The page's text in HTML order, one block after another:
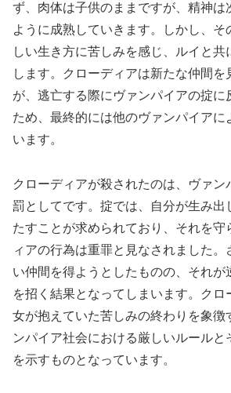
ず、肉体は子供のままですが、精神は
ように成熟していきます。しかし、そ
しい生き方に苦しみを感じ、ルイと
します。クローディアは新たな仲間を
が、逃亡する際にヴァンパイアの掟に
ため、最終的には他のヴァンパイアに
います。
クローディアが殺されたのは、ヴァン
罰としてです。掟では、自分が生み出
たすことが求められており、それを守
ィアの行為は重罪と見なされました。
い仲間を得ようとしたものの、それが
を招く結果となってしまいます。クロ
女が抱えていた苦しみの終わりを象徴
ンパイア社会における厳しいルールと
を示すものとなっています。